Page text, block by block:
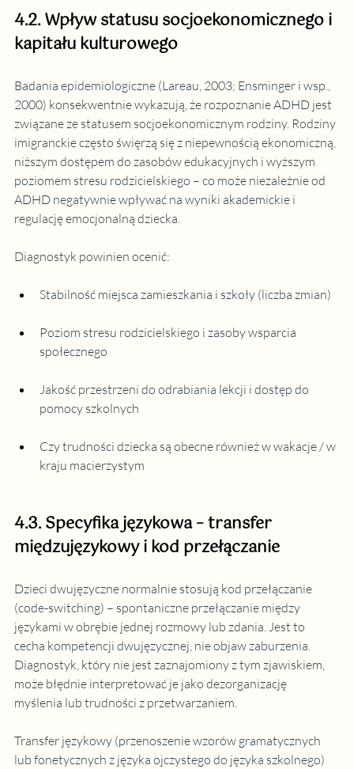
4.2. Wpływ statusu socjoekonomicznego i
kapitału kulturowego
Badania epidemiologiczne (Lareau, 2003; Ensminger i wsp.,
2000) konsekwentnie wykazują, że rozpoznanie ADHD jest
związane ze statusem socjoekonomicznym rodziny. Rodziny
imigranckie często święrzą się z niepewnością ekonomiczną,
niższym dostępem do zasobów edukacyjnych i wyższym
poziomem stresu rodzicielskiego – co może niezależnie od
ADHD negatywnie wpływać na wyniki akademickie i
regulację emocjonalną dziecka.
Diagnostyk powinien ocenić:
Stabilność miejsca zamieszkania i szkoły (liczba zmian)
Poziom stresu rodzicielskiego i zasoby wsparcia
społecznego
Jakość przestrzeni do odrabiania lekcji i dostęp do
pomocy szkolnych
Czy trudności dziecka są obecne również w wakacje / w
kraju macierzystym
4.3. Specyfika językowa – transfer
międzujęzykowy i kod przełączanie
Dzieci dwujęzyczne normalnie stosują kod przełączanie
(code-switching) – spontaniczne przełączanie między
językami w obrębie jednej rozmowy lub zdania. Jest to
cecha kompetencji dwujęzycznej, nie objaw zaburzenia.
Diagnostyk, który nie jest zaznajomiony z tym zjawiskiem,
może błędnie interpretować je jako dezorganizację
myślenia lub trudności z przetwarzaniem.
Transfer językowy (przenoszenie wzorów gramatycznych
lub fonetycznych z języka ojczystego do języka szkolnego)